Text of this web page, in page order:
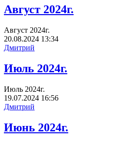
Август 2024г.
Август 2024г.
20.08.2024 13:34
Дмитрий
Июль 2024г.
Июль 2024г.
19.07.2024 16:56
Дмитрий
Июнь 2024г.